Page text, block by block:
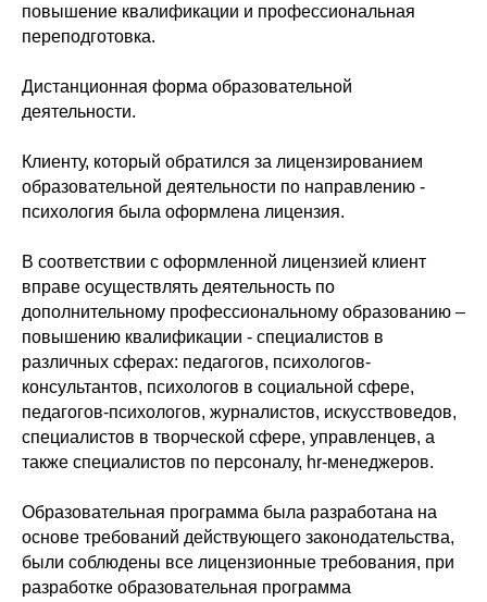
повышение квалификации и профессиональная
переподготовка.
Дистанционная форма образовательной
деятельности.
Клиенту, который обратился за лицензированием
образовательной деятельности по направлению -
психология была оформлена лицензия.
В соответствии с оформленной лицензией клиент
вправе осуществлять деятельность по
дополнительному профессиональному образованию –
повышению квалификации - специалистов в
различных сферах: педагогов, психологов-
консультантов, психологов в социальной сфере,
педагогов-психологов, журналистов, искусствоведов,
специалистов в творческой сфере, управленцев, а
также специалистов по персоналу, hr-менеджеров.
Образовательная программа была разработана на
основе требований действующего законодательства,
были соблюдены все лицензионные требования, при
разработке образовательная программа